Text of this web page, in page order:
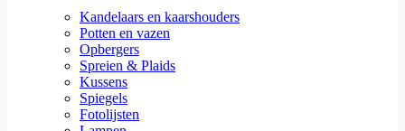
Kandelaars en kaarshouders
Potten en vazen
Opbergers
Spreien & Plaids
Kussens
Spiegels
Fotolijsten